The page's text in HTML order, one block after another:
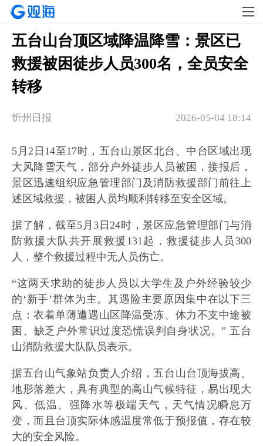
五台山台顶区域降温降雪：景区已
救援被困徒步人员300名，全员安全
转移
2026-05-04 18:14
忻州日报
5月2日14至17时，五台山景区北台、中台区域出现
大风降雪天气，部分户外徒步人员被困，接报后，
景区迅速组织应急管理部门及消防救援部门前往上
述区域救援，被困人员均顺利转移至安全区域。
据了解，截至5月3日24时，景区应急管理部门与消
防救援大队共开展救援131起，救援徒步人员300
人，整个救援过程中无人员伤亡。
“这两天求助的徒步人员以大学生及户外经验较少
的‘新手’群体为主。其遇险主要原因集中在以下三
点：衣着单薄遭遇山区降温受冻、体力不支中途被
困、缺乏户外常识过度恐慌误判自身状况。” 五台
山消防救援大队队员表示。
据五台山气象站负责人介绍，五台山台顶海拔高、
地形落差大，具有典型的高山气候特征，易出现大
风、低温、强降水等极端天气，天气情况瞬息万
变，而且台顶实际体感温度常低于预报值，存在较
大的安全风险。